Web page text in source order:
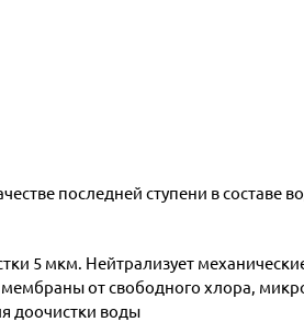
последней ступени в составе
5 мкм. Нейтрализует
от свободного хлора,
доочистки воды